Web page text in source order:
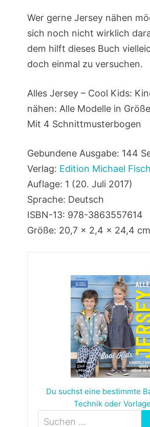
Wer gerne Jersey nähen
sich noch nicht wirklich
dem hilft dieses Buch
doch einmal zu versuchen.
Alles Jersey – Cool Kids:
nähen: Alle Modelle in
Mit 4 Schnittmusterbogen
Gebundene Ausgabe: 144
Verlag: Edition Michael
Auflage: 1 (20. Juli 2017)
Sprache: Deutsch
ISBN-13: 978-3863557614
Größe: 20,7 x 2,4 x 24,4 cm
Du suchst eine bestimmte
Technik oder